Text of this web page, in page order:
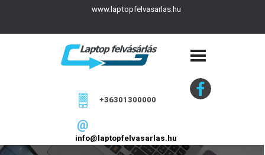
www.laptopfelvasarlas.hu
+36301300000
info@laptopfelvasarlas.hu